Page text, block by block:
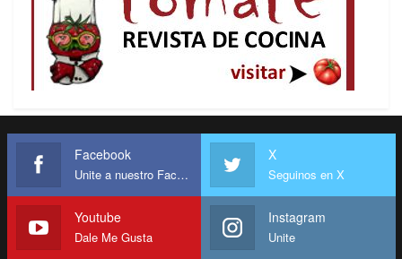
Facebook
Unite a nuestro Facebook
X
Seguinos en X
Youtube
Dale Me Gusta
Instagram
Unite